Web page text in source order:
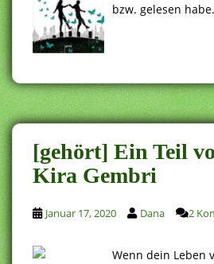
bzw. gelesen habe.
[gehört] Ein Teil
Kira Gembri
Januar 17, 2020 Dana 2
Wenn dein Leben